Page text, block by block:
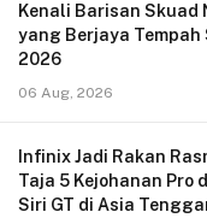
Kenali Barisan Skuad
yang Berjaya Tempah
2026
06 Aug, 2026
Infinix Jadi Rakan
Taja 5 Kejohanan Pro
Siri GT di Asia